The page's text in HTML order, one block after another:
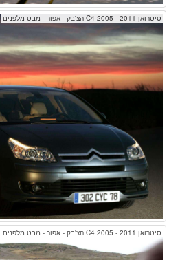
סיטרואן C4 2005 - 2011 הצ'בק - אפור - מבט מלפנים
סיטרואן C4 2005 - 2011 הצ'בק - אפור - מבט מלפנים